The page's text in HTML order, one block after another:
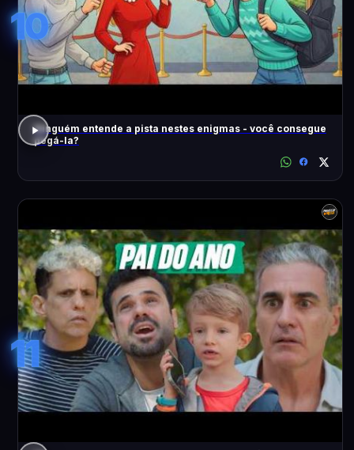
10
Ninguém entende a pista nestes enigmas - você consegue
pegá-la?
11